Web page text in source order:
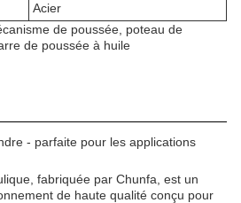
Acier
de poussée, poteau de
de poussée à huile
- parfaite pour les applications
fabriquée par Chunfa, est un
de haute qualité conçu pour